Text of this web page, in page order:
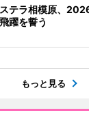
テラ相模原、
躍を誓う
もっと見る